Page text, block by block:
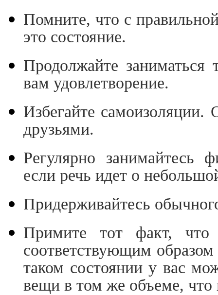
Помните, что с
это состояние.
Продолжайте
вам удовлетворение.
Избегайте самоизоляции.
друзьями.
Регулярно занимайтесь
если речь идет о
Придерживайтесь
Примите тот факт,
соответствующим
таком состоянии у вас
вещи в том же объеме, что